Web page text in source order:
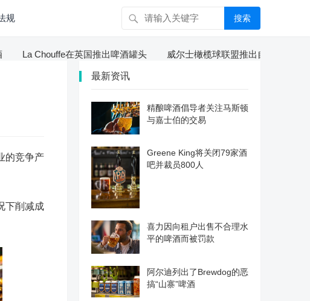
规 搜索
La Chouffe在英国推出啤酒罐头 威尔士橄榄球联盟推出自己的啤酒
的竞争产
下削减成
最新资讯
精酿啤酒倡导者关注马斯顿
与嘉士伯的交易
Greene King将关闭79家酒
吧并裁员800人
喜力因向租户出售不合理水
平的啤酒而被罚款
阿尔迪列出了Brewdog的恶
搞“山寨”啤酒